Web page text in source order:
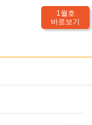
1월호
바로보기